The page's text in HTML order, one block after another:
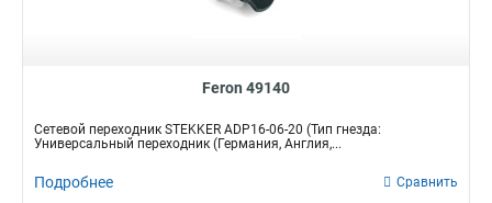
Feron 49140
Сетевой переходник STEKKER ADP16-06-20 (Тип гнезда:
Универсальный переходник (Германия, Англия,...
Подробнее Сравнить